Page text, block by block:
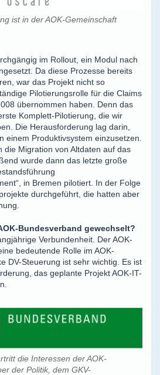
ist in der AOK-Gemeinschaft
im Rollout, ein Modul nach
Da diese Prozesse bereits
war das Projekt nicht so
Pilotierungsrolle für die Claims
übernommen haben. Denn das
Komplett-Pilotierung, die wir
Die Herausforderung lag darin,
einem Produktivsystem einzusetzen.
die Migration von Altdaten auf das
wurde dann das letzte große
in Bremen pilotiert. In der Folge
durchgeführt, die hatten aber
Bundesverband gewechselt?
Verbundenheit. Der AOK-
bedeutende Rolle im AOK-
DV-Steuerung ist sehr wichtig. Es ist
das geplante Projekt AOK-IT-
die Interessen der AOK-
der Politik, dem GKV-